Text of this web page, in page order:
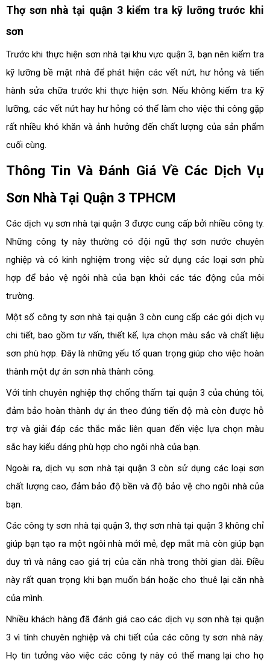
Thợ sơn nhà tại quận 3 kiểm tra kỹ lưỡng trước khi
sơn
Trước khi thực hiện sơn nhà tại khu vực quận 3, bạn nên kiểm tra
kỹ lưỡng bề mặt nhà để phát hiện các vết nứt, hư hỏng và tiến
hành sửa chữa trước khi thực hiện sơn. Nếu không kiểm tra kỹ
lưỡng, các vết nứt hay hư hỏng có thể làm cho việc thi công gặp
rất nhiều khó khăn và ảnh hưởng đến chất lượng của sản phẩm
cuối cùng.
Thông Tin Và Đánh Giá Về Các Dịch Vụ
Sơn Nhà Tại Quận 3 TPHCM
Các dịch vụ sơn nhà tại quận 3 được cung cấp bởi nhiều công ty.
Những công ty này thường có đội ngũ thợ sơn nước chuyên
nghiệp và có kinh nghiệm trong việc sử dụng các loại sơn phù
hợp để bảo vệ ngôi nhà của bạn khỏi các tác động của môi
trường.
Một số công ty sơn nhà tại quận 3 còn cung cấp các gói dịch vụ
chi tiết, bao gồm tư vấn, thiết kế, lựa chọn màu sắc và chất liệu
sơn phù hợp. Đây là những yếu tố quan trọng giúp cho việc hoàn
thành một dự án sơn nhà thành công.
Với tính chuyên nghiệp thợ chống thấm tại quận 3 của chúng tôi,
đảm bảo hoàn thành dự án theo đúng tiến độ mà còn được hỗ
trợ và giải đáp các thắc mắc liên quan đến việc lựa chọn màu
sắc hay kiểu dáng phù hợp cho ngôi nhà của bạn.
Ngoài ra, dịch vụ sơn nhà tại quận 3 còn sử dụng các loại sơn
chất lượng cao, đảm bảo độ bền và độ bảo vệ cho ngôi nhà của
bạn.
Các công ty sơn nhà tại quận 3, thợ sơn nhà tại quận 3 không chỉ
giúp bạn tạo ra một ngôi nhà mới mẻ, đẹp mắt mà còn giúp bạn
duy trì và nâng cao giá trị của căn nhà trong thời gian dài. Điều
này rất quan trọng khi bạn muốn bán hoặc cho thuê lại căn nhà
của mình.
Nhiều khách hàng đã đánh giá cao các dịch vụ sơn nhà tại quận
3 vì tính chuyên nghiệp và chi tiết của các công ty sơn nhà này.
Họ tin tưởng vào việc các công ty này có thể mang lại cho họ